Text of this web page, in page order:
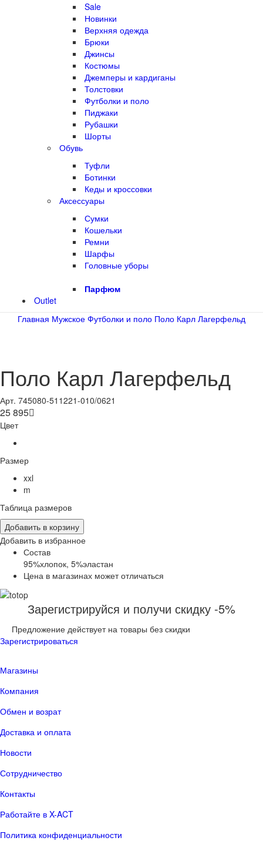
Sale
Новинки
Верхняя одежда
Брюки
Джинсы
Костюмы
Джемперы и кардиганы
Толстовки
Футболки и поло
Пиджаки
Рубашки
Шорты
Обувь
Туфли
Ботинки
Кеды и кроссовки
Аксессуары
Сумки
Кошельки
Ремни
Шарфы
Головные уборы
Парфюм
Outlet
Главная Мужское Футболки и поло Поло Карл Лагерфельд
Поло Карл Лагерфельд
Арт. 745080-511221-010/0621
25 895
Цвет
Размер
xxl
m
Таблица размеров
Добавить в корзину
Добавить в избранное
Состав
95%хлопок, 5%эластан
Цена в магазинах может отличаться
Зарегистрируйся и получи скидку -5%
Предложение действует на товары без скидки
Зарегистрироваться
Магазины
Компания
Обмен и возрат
Доставка и оплата
Новости
Сотрудничество
Контакты
Работайте в X-ACT
Политика конфиденциальности